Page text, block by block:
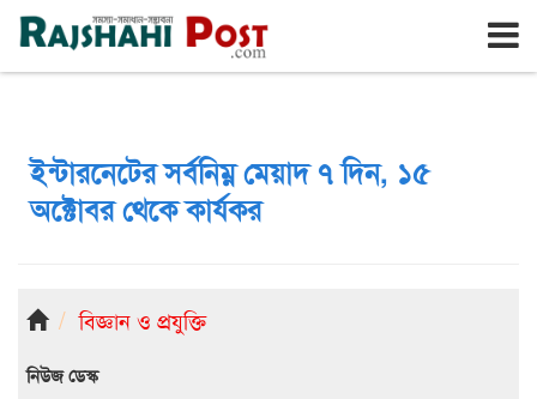
রাজশাহী শুক্রবার, ৭ই আগস্ট ২০২৬, ২৪শে শ্রাবণ ১৪৩৩
ইন্টারনেটের সর্বনিম্ন মেয়াদ ৭ দিন, ১৫
অক্টোবর থেকে কার্যকর
বিজ্ঞান ও প্রযুক্তি
নিউজ ডেস্ক